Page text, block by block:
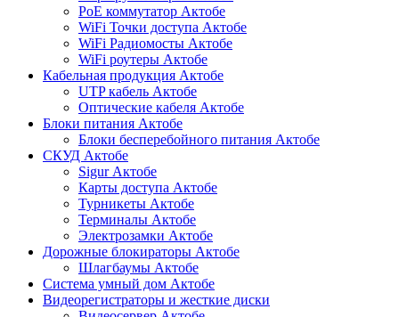
PoE коммутатор Актобе
WiFi Точки доступа Актобе
WiFi Радиомосты Актобе
WiFi роутеры Актобе
Кабельная продукция Актобе
UTP кабель Актобе
Оптические кабеля Актобе
Блоки питания Актобе
Блоки бесперебойного питания Актобе
СКУД Актобе
Sigur Актобе
Карты доступа Актобе
Турникеты Актобе
Терминалы Актобе
Электрозамки Актобе
Дорожные блокираторы Актобе
Шлагбаумы Актобе
Система умный дом Актобе
Видеорегистраторы и жесткие диски